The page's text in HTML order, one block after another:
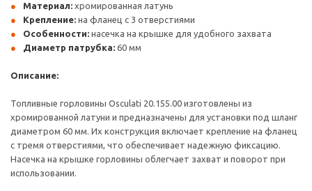
Материал: хромированная латунь
Крепление: на фланец с 3 отверстиями
Особенности: насечка на крышке для удобного захвата
Диаметр патрубка: 60 мм
Описание:
Топливные горловины Osculati 20.155.00 изготовлены из
хромированной латуни и предназначены для установки под шланг
диаметром 60 мм. Их конструкция включает крепление на фланец
с тремя отверстиями, что обеспечивает надежную фиксацию.
Насечка на крышке горловины облегчает захват и поворот при
использовании.